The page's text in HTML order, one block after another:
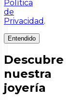
Política
de
Privacidad .
Entendido
Descubre
nuestra
joyería